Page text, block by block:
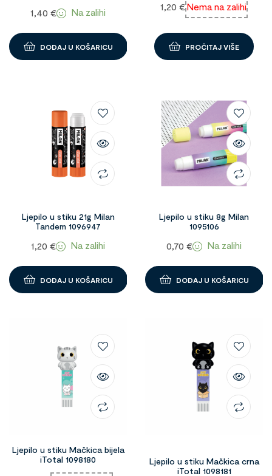
1,40€ Na zalihi
DODAJ U KOŠARICU
1,20 €Nema na zalihi
PROČITAJ VIŠE
Ljepilo u stiku 21g Milan
Tandem 1096947
1,20€ Na zalihi
DODAJ U KOŠARICU
Ljepilo u stiku 8g Milan
1095106
0,70€ Na zalihi
DODAJ U KOŠARICU
Ljepilo u stiku Mačkica bijela
iTotal 1098180
Ljepilo u stiku Mačkica crna
iTotal 1098181